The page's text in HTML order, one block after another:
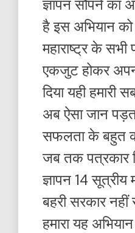
है इस अभियान
महाराष्ट्र के सभी
एकजुट होकर
दिया यही हमारी
अब ऐसा जान
सफलता के बहुत
जब तक पत्रकार
ज्ञापन 14 सूत्रीय
बहरी सरकार
हमारा यह